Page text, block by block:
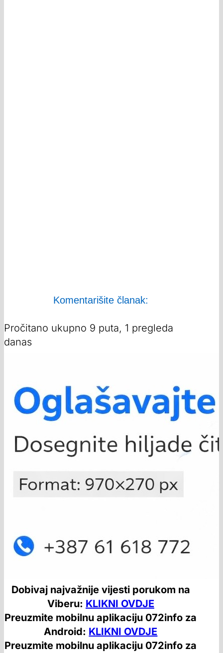
Komentarišite članak:
Pročitano ukupno 9 puta, 1 pregleda
danas
Dobivaj najvažnije vijesti porukom na
Viberu: KLIKNI OVDJE
Preuzmite mobilnu aplikaciju 072info za
Android: KLIKNI OVDJE
Preuzmite mobilnu aplikaciju 072info za